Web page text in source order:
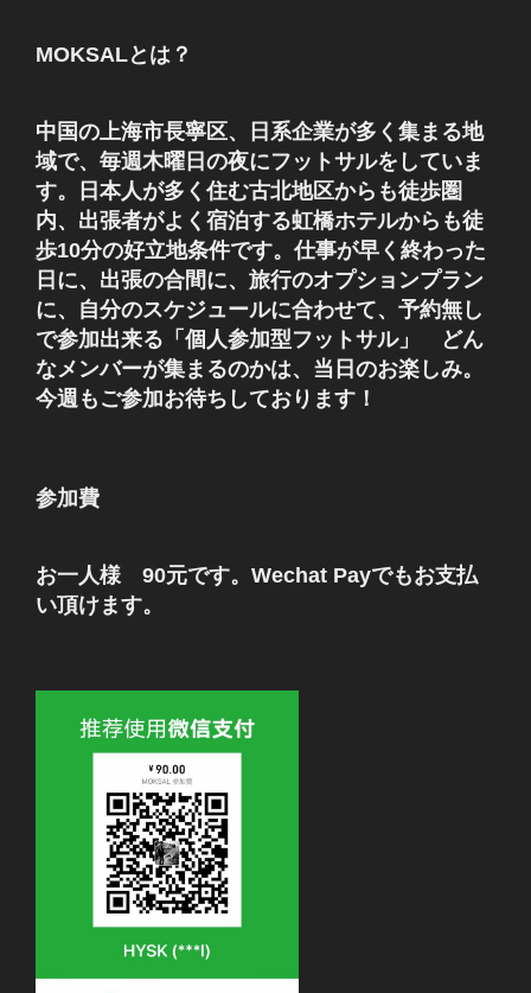
MOKSALとは？
中国の上海市長寧区、日系企業が多く集まる地
域で、毎週木曜日の夜にフットサルをしていま
す。日本人が多く住む古北地区からも徒歩圏
内、出張者がよく宿泊する虹橋ホテルからも徒
歩10分の好立地条件です。仕事が早く終わった
日に、出張の合間に、旅行のオプションプラン
に、自分のスケジュールに合わせて、予約無し
で参加出来る「個人参加型フットサル」 どん
なメンバーが集まるのかは、当日のお楽しみ。
今週もご参加お待ちしております！
参加費
お一人様 90元です。Wechat Payでもお支払
い頂けます。